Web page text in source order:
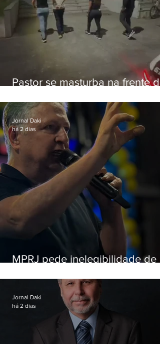
Pastor se masturba na frente de
MPRJ pede inelegibilidade de
Jornal Daki
há 2 dias
Jornal Daki
há 2 dias